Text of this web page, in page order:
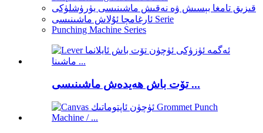
قىزىق تامغا بېسىش ۋە نەقىش ماشىنىسى يۈرۈشلۈكى
ئارغامچا ئۇلاش ماشىنىسى Serie
Punching Machine Series
تۆت باش ھەيدەش ماشىنىسى ...